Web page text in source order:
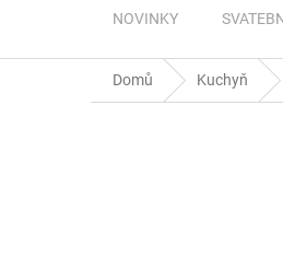
NOVINKY
Domů Kuchyň